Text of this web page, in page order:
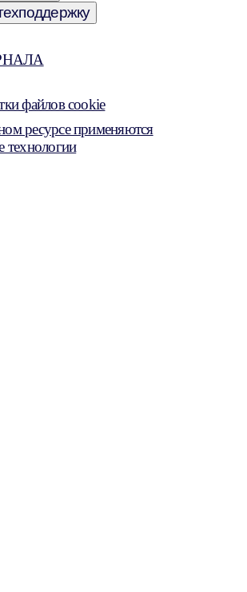
файлов cookie
ресурсе применяются
технологии